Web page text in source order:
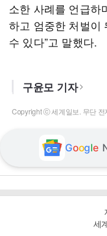
소한 사례를 언급하
하고 엄중한 처벌이
수 있다”고 말했다.
구윤모 기자
Copyright ⓒ 세계일보. 무단 전
Google
세